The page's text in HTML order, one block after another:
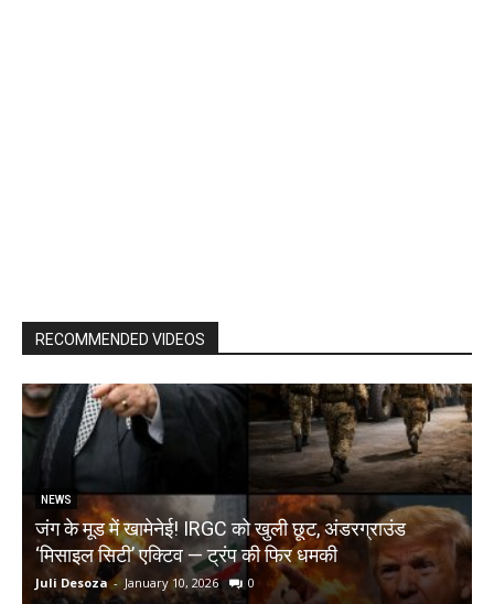
RECOMMENDED VIDEOS
NEWS
जंग के मूड में खामेनेई! IRGC को खुली छूट, अंडरग्राउंड
‘मिसाइल सिटी’ एक्टिव — ट्रंप की फिर धमकी
Juli Desoza - January 10, 2026 0